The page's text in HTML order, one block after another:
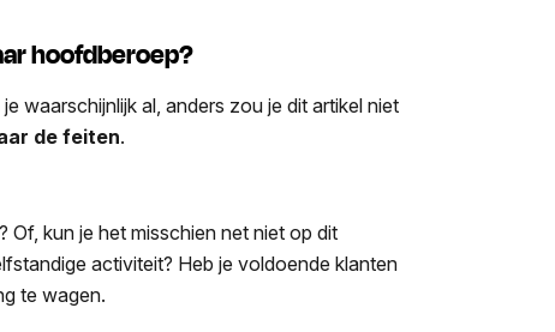
hoofdberoep?
waarschijnlijk al, anders zou je dit artikel niet
de feiten.
kun je het misschien net niet op dit
activiteit? Heb je voldoende klanten
te wagen.